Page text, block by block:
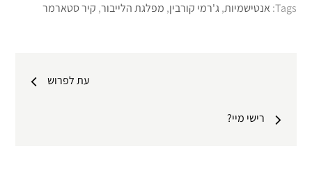
Tags: אנטישמיות, ג'רמי קורבין, מפלגת הלייבור, קיר סטארמר
עת לפרוש
רישי מיי?